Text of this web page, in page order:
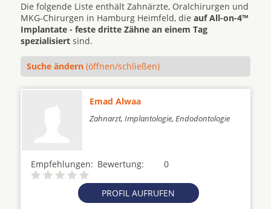
Die folgende Liste enthält Zahnärzte, Oralchirurgen und
MKG-Chirurgen in Hamburg Heimfeld, die auf All-on-4™
Implantate - feste dritte Zähne an einem Tag
spezialisiert sind.
Suche ändern (öffnen/schließen)
Emad Alwaa
Zahnarzt, Implantologie, Endodontologie
Empfehlungen: 0
Bewertung:
PROFIL AUFRUFEN